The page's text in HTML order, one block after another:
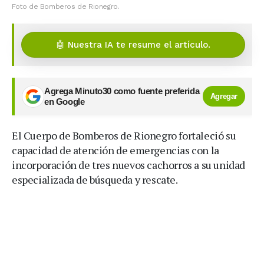
Foto de Bomberos de Rionegro.
🤖 Nuestra IA te resume el artículo.
Agrega Minuto30 como fuente preferida
en Google
Agregar
El Cuerpo de Bomberos de Rionegro fortaleció su
capacidad de atención de emergencias con la
incorporación de tres nuevos cachorros a su unidad
especializada de búsqueda y rescate.